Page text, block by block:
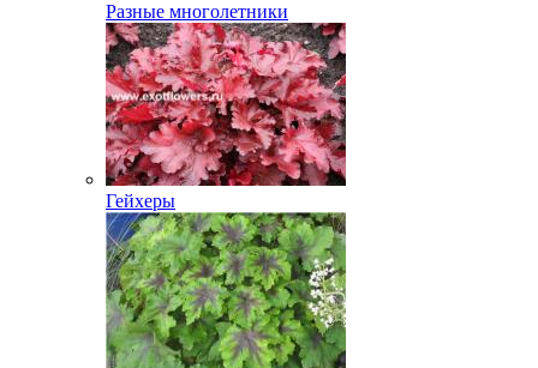
Разные многолетники
Гейхеры